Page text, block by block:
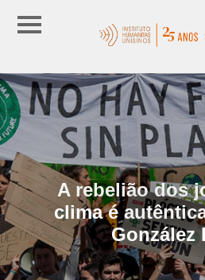
A rebelião dos
clima é
González